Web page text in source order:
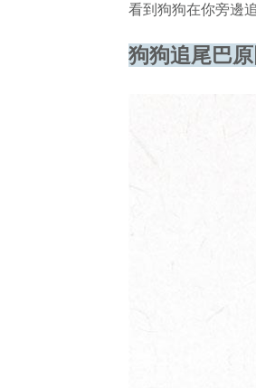
看到狗狗在你旁邊
狗狗追尾巴原